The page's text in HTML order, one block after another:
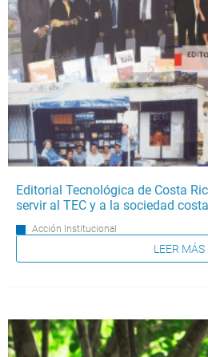
Editorial Tecnológica de Costa
servir al TEC y a la sociedad
Acción Institucional
LEER MÁS